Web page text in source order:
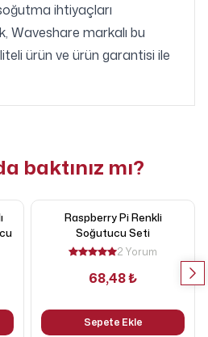
ihtiyaçları
Waveshare markalı bu
ürün ve ürün garantisi ile
baktınız mı?
Raspberry Pi Renkli
Soğutucu Seti
2 Yorum
68,48 ₺
Sepete Ekle